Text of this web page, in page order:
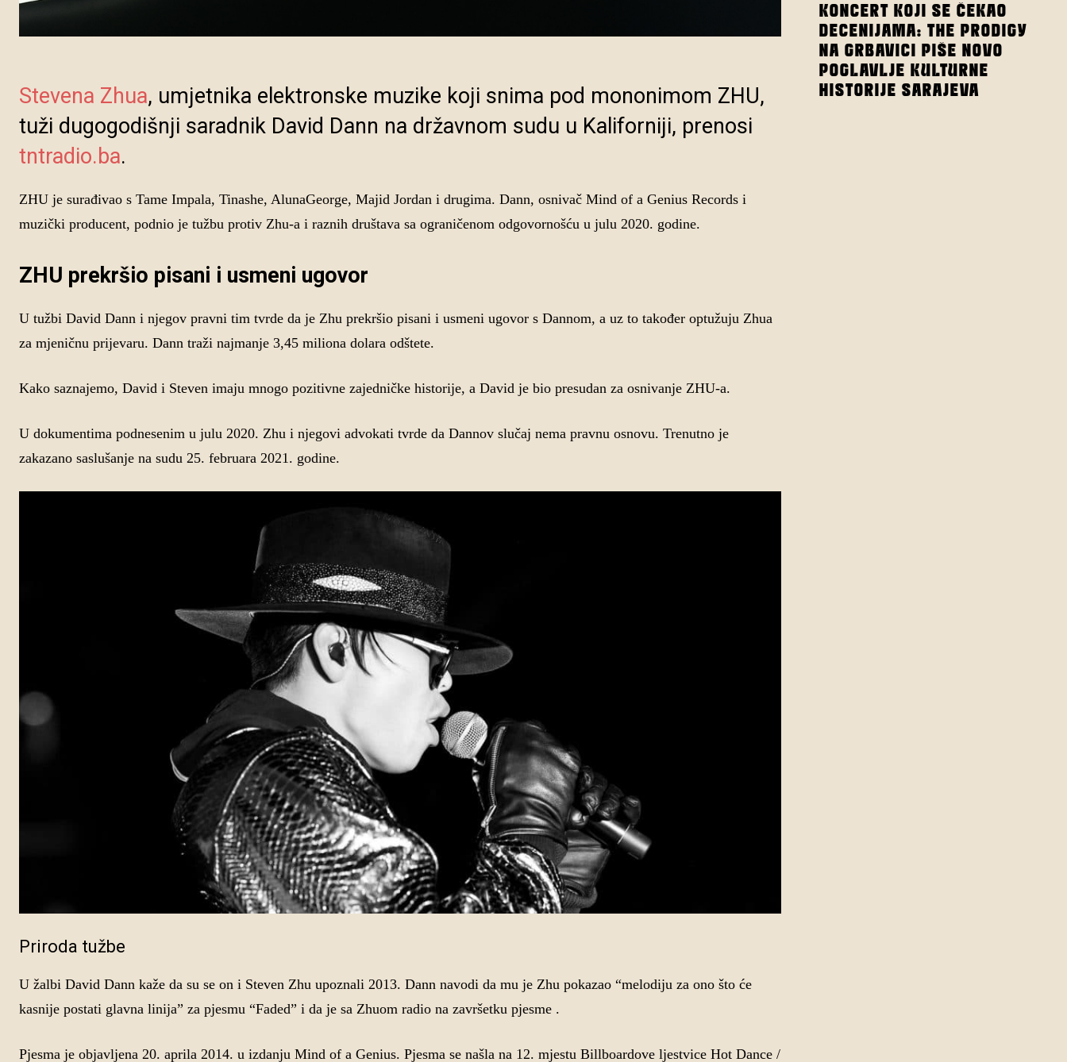
Stevena Zhua, umjetnika elektronske muzike koji snima pod mononimom ZHU,
tuži dugogodišnji saradnik David Dann na državnom sudu u Kaliforniji, prenosi
tntradio.ba.
ZHU je surađivao s Tame Impala, Tinashe, AlunaGeorge, Majid Jordan i drugima. Dann, osnivač Mind of a Genius Records i
muzički producent, podnio je tužbu protiv Zhu-a i raznih društava sa ograničenom odgovornošću u julu 2020. godine.
ZHU prekršio pisani i usmeni ugovor
U tužbi David Dann i njegov pravni tim tvrde da je Zhu prekršio pisani i usmeni ugovor s Dannom, a uz to također optužuju Zhua
za mjeničnu prijevaru. Dann traži najmanje 3,45 miliona dolara odštete.
Kako saznajemo, David i Steven imaju mnogo pozitivne zajedničke historije, a David je bio presudan za osnivanje ZHU-a.
U dokumentima podnesenim u julu 2020. Zhu i njegovi advokati tvrde da Dannov slučaj nema pravnu osnovu. Trenutno je
zakazano saslušanje na sudu 25. februara 2021. godine.
Priroda tužbe
U žalbi David Dann kaže da su se on i Steven Zhu upoznali 2013. Dann navodi da mu je Zhu pokazao “melodiju za ono što će
kasnije postati glavna linija” za pjesmu “Faded” i da je sa Zhuom radio na završetku pjesme .
Pjesma je objavljena 20. aprila 2014. u izdanju Mind of a Genius. Pjesma se našla na 12. mjestu Billboardove ljestvice Hot Dance /
KONCERT KOJI SE ČEKAO
DECENIJAMA: THE PRODIGY
NA GRBAVICI PIŠE NOVO
POGLAVLJE KULTURNE
HISTORIJE SARAJEVA